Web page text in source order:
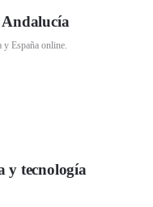
y España online.
y tecnología